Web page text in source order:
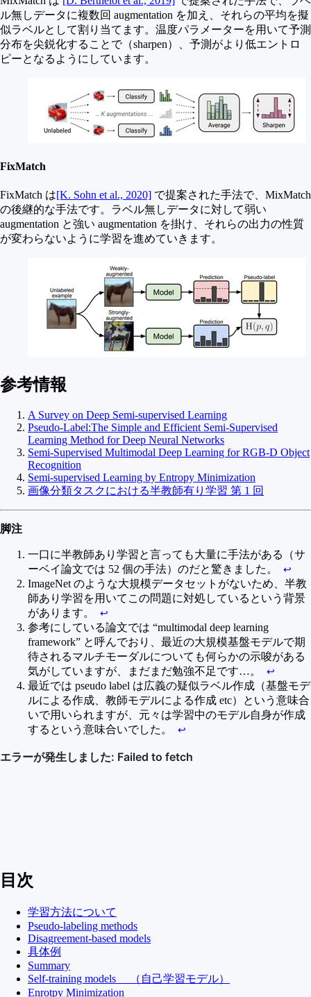
ル無しデータに複数回 augmentation を加え、それらの平均を擬
似ラベルとして割り当てます。温度パラメーターを用いて予測
分布を尖鋭化することで（sharpen）、予測がより低エントロ
ピーとなるようにしています。
FixMatch
FixMatch は[K. Sohn et al., 2020] で提案された手法で、MixMatch
の後継的な手法です。ラベル無しデータに対して弱い
augmentation と強い augmentation を掛け、それらの出力の性質
が変わらないように学習を進めていきます。
参考情報
A Survey on Deep Semi-supervised Learning
Pseudo-Label:The Simple and Efficient Semi-Supervised
Learning Method for Deep Neural Networks
Semi-Supervised Multimodal Deep Learning for RGB-D Object
Recognition
Semi-supervised Learning by Entropy Minimization
画像分類タスクにおける半教師有り学習 第 1 回
脚注
一口に半教師あり学習と言っても大量に手法がある（サ
ーベイ論文では 52 個の手法）のだと驚きました。
↩︎
ImageNet のような大規模データセットがないため、半教
師あり学習を用いてこの問題に対処しているという背景
があります。
↩︎
参考にしている論文では “multimodal deep learning
framework” と呼んでおり、最近の大規模基盤モデルで期
待されるマルチモーダルについても何らかの示唆がある
気がしていますが、まだまだ勉強不足です…。
↩︎
最近では pseudo label は広義の疑似ラベル作成（基盤モデ
ルによる作成、教師モデルによる作成 etc）という意味合
いで用いられますが、元々は学習中のモデル自身が作成
するという意味合いでした。
↩︎
目次
学習方法について
Pseudo-labeling methods
Disagreement-based models
具体例
Summary
Self-training models （自己学習モデル）
Enrotpy Minimization